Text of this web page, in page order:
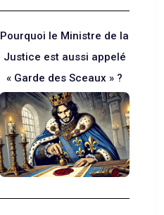
Pourquoi le Ministre de la
Justice est aussi appelé
« Garde des Sceaux » ?